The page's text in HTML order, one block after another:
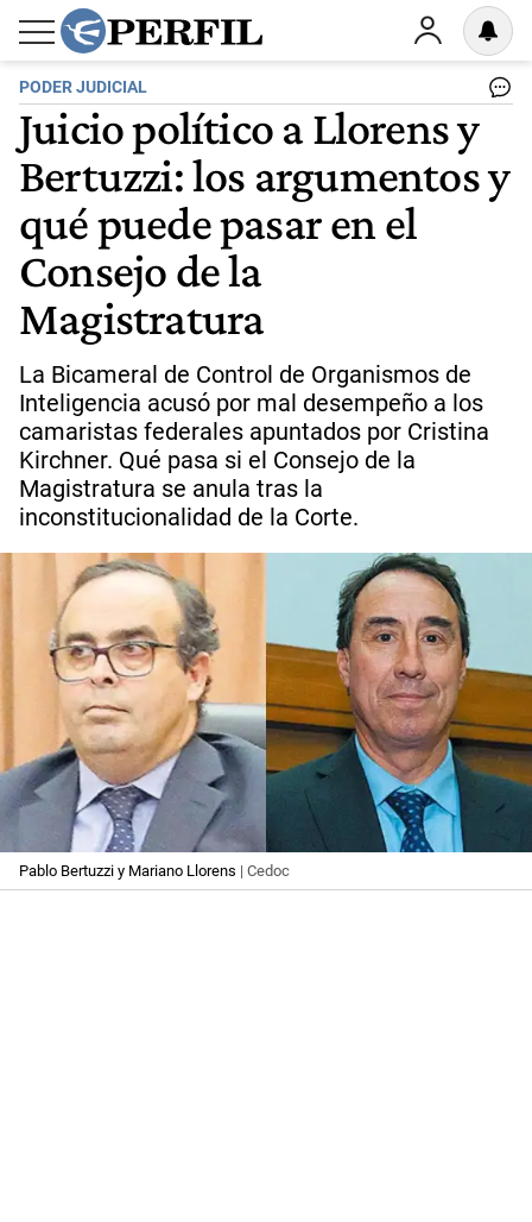
PODER JUDICIAL
Juicio político a Llorens y
Bertuzzi: los argumentos y
qué puede pasar en el
Consejo de la
Magistratura
La Bicameral de Control de Organismos de
Inteligencia acusó por mal desempeño a los
camaristas federales apuntados por Cristina
Kirchner. Qué pasa si el Consejo de la
Magistratura se anula tras la
inconstitucionalidad de la Corte.
Pablo Bertuzzi y Mariano Llorens | Cedoc